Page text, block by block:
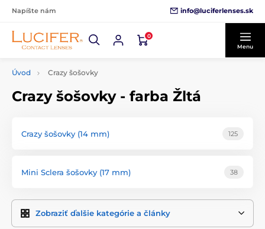
Napíšte nám info@luciferlenses.sk
0
Menu
Úvod Crazy šošovky
Crazy šošovky - farba Žltá
Crazy šošovky (14 mm) 125
Mini Sclera šošovky (17 mm) 38
Zobraziť ďalšie kategórie a články